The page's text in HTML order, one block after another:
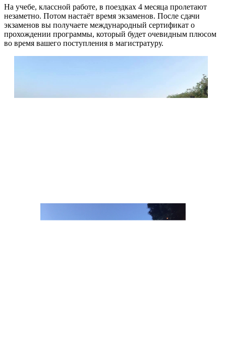
На учебе, классной работе, в поездках 4 месяца пролетают
незаметно. Потом настаёт время экзаменов. После сдачи
экзаменов вы получаете международный сертификат о
прохождении программы, который будет очевидным плюсом
во время вашего поступления в магистратуру.